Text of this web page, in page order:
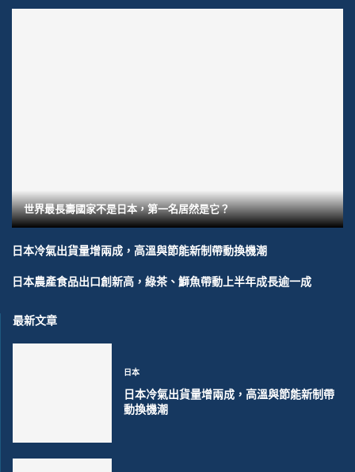
世界最長壽國家不是日本，第一名居然是它？
日本冷氣出貨量增兩成，高溫與節能新制帶動換機潮
日本農產食品出口創新高，綠茶、鰤魚帶動上半年成長逾一成
最新文章
日本
日本冷氣出貨量增兩成，高溫與節能新制帶
動換機潮